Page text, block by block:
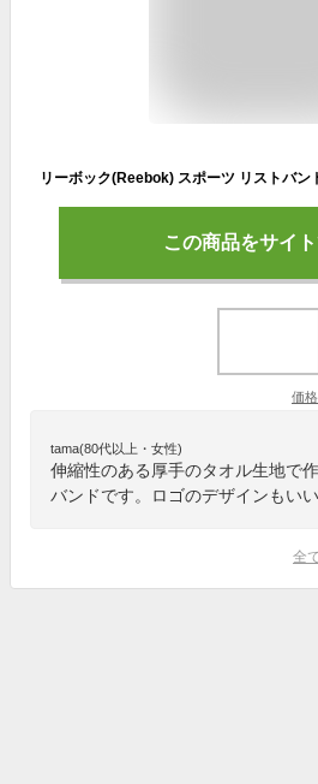
この商品をサイ
価
tama(80代以上・女性)
伸縮性のある厚手のタオル生地で
バンドです。ロゴのデザインもいい
全